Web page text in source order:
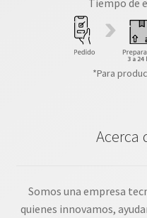
Tiempo de
*Para
Acerca
Somos una empresa
quienes innovamos,